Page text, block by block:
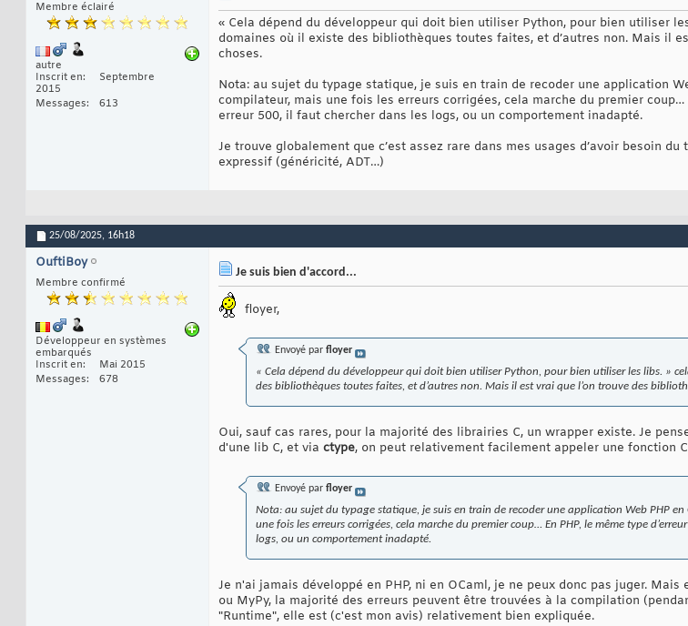
Membre éclairé
autre
Inscrit en
Septembre
2015
Messages
613
« Cela dépend du développeur qui doit bien utiliser Python, pour bien utiliser
domaines où il existe des bibliothèques toutes faites, et d’autres non. Mais il
choses.
Nota: au sujet du typage statique, je suis en train de recoder une application
compilateur, mais une fois les erreurs corrigées, cela marche du premier coup…
erreur 500, il faut chercher dans les logs, ou un comportement inadapté.
Je trouve globalement que c’est assez rare dans mes usages d’avoir besoin
expressif (généricité, ADT…)
25/08/2025, 16h18
OuftiBoy
Membre confirmé
Développeur en systèmes
embarqués
Inscrit en
Mai 2015
Messages
678
Je suis bien d'accord...
floyer,
Envoyé par floyer
« Cela dépend du développeur qui doit bien utiliser Python, pour bien utiliser les libs. »
des bibliothèques toutes faites, et d’autres non. Mais il est vrai que l’on trouve des
Oui, sauf cas rares, pour la majorité des librairies C, un wrapper existe. Je
d'une lib C, et via ctype, on peut relativement facilement appeler une fonction
Envoyé par floyer
Nota: au sujet du typage statique, je suis en train de recoder une application Web PHP
une fois les erreurs corrigées, cela marche du premier coup… En PHP, le même type
logs, ou un comportement inadapté.
Je n'ai jamais développé en PHP, ni en OCaml, je ne peux donc pas juger.
ou MyPy, la majorité des erreurs peuvent être trouvées à la compilation
"Runtime", elle est (c'est mon avis) relativement bien expliquée.